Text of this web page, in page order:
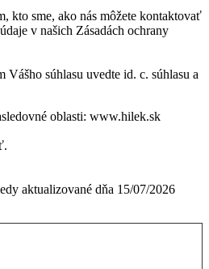
kto sme, ako nás môžete kontaktovať
v našich Zásadách ochrany
Vášho súhlasu uvedte id. c. súhlasu a
oblasti: www.hilek.sk
aktualizované dňa 15/07/2026